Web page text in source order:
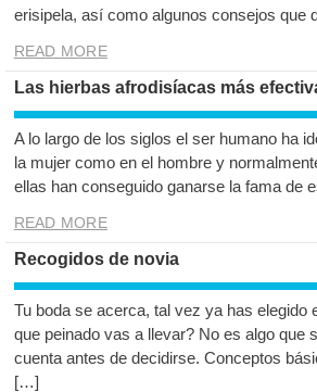
erisipela, así como algunos consejos que
READ MORE
Las hierbas afrodisíacas más
A lo largo de los siglos el ser humano ha
la mujer como en el hombre y
ellas han conseguido ganarse la fama
READ MORE
Recogidos de novia
Tu boda se acerca, tal vez ya has
que peinado vas a llevar? No es algo que
cuenta antes de decidirse. Conceptos
[…]